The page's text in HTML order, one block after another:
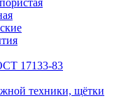
17133-83
техники, щётки